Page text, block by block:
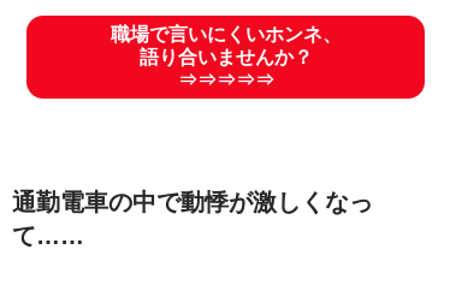
職場で言いにくいホンネ、
語り合いませんか？
⇒⇒⇒⇒⇒
通勤電車の中で動悸が激しくなっ
て……